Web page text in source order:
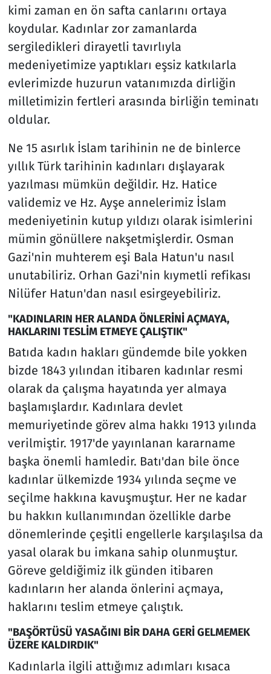
kimi zaman en ön safta canlarını ortaya
koydular. Kadınlar zor zamanlarda
sergiledikleri dirayetli tavırlıyla
medeniyetimize yaptıkları eşsiz katkılarla
evlerimizde huzurun vatanımızda dirliğin
milletimizin fertleri arasında birliğin teminatı
oldular.
Ne 15 asırlık İslam tarihinin ne de binlerce
yıllık Türk tarihinin kadınları dışlayarak
yazılması mümkün değildir. Hz. Hatice
validemiz ve Hz. Ayşe annelerimiz İslam
medeniyetinin kutup yıldızı olarak isimlerini
mümin gönüllere nakşetmişlerdir. Osman
Gazi'nin muhterem eşi Bala Hatun'u nasıl
unutabiliriz. Orhan Gazi'nin kıymetli refikası
Nilüfer Hatun'dan nasıl esirgeyebiliriz.
"KADINLARIN HER ALANDA ÖNLERİNİ AÇMAYA,
HAKLARINI TESLİM ETMEYE ÇALIŞTIK"
Batıda kadın hakları gündemde bile yokken
bizde 1843 yılından itibaren kadınlar resmi
olarak da çalışma hayatında yer almaya
başlamışlardır. Kadınlara devlet
memuriyetinde görev alma hakkı 1913 yılında
verilmiştir. 1917'de yayınlanan kararname
başka önemli hamledir. Batı'dan bile önce
kadınlar ülkemizde 1934 yılında seçme ve
seçilme hakkına kavuşmuştur. Her ne kadar
bu hakkın kullanımından özellikle darbe
dönemlerinde çeşitli engellerle karşılaşılsa da
yasal olarak bu imkana sahip olunmuştur.
Göreve geldiğimiz ilk günden itibaren
kadınların her alanda önlerini açmaya,
haklarını teslim etmeye çalıştık.
"BAŞÖRTÜSÜ YASAĞINI BİR DAHA GERİ GELMEMEK
ÜZERE KALDIRDIK"
Kadınlarla ilgili attığımız adımları kısaca